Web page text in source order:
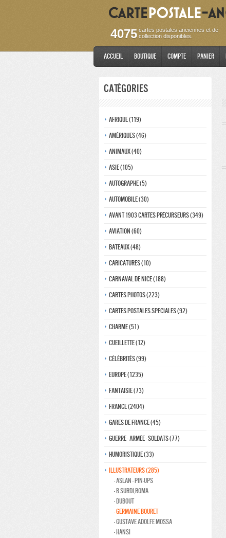
4075 cartes postales anciennes et de
collection disponibles.
Accueil Boutique Compte Panier
Catégories
Afrique (119)
Amériques (46)
Animaux (40)
Asie (105)
Autographe (5)
Automobile (30)
Avant 1903 Cartes précurseurs (349)
Aviation (60)
Bateaux (48)
Caricatures (10)
Carnaval de nice (188)
Cartes photos (223)
Cartes postales speciales (92)
Charme (51)
Cueillette (12)
Célébrités (99)
Europe (1235)
Fantaisie (73)
France (2404)
Gares de france (45)
Guerre - Armée - Soldats (77)
Humoristique (33)
Illustrateurs (285)
- Aslan - pin-ups
- B.Surdi,Roma
- Dubout
- Germaine bouret
- Gustave adolfe Mossa
- Hansi